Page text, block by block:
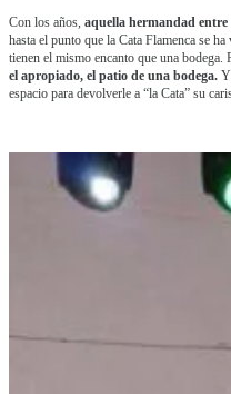
Con los años, aquella hermandad entre
hasta el punto que la Cata Flamenca se
tienen el mismo encanto que una bodega.
el apropiado, el patio de una bodega.
espacio para devolverle a “la Cata” su